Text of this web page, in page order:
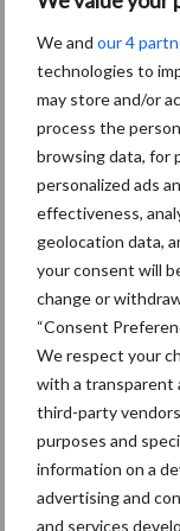
We and our 4
technologies to
may store and/or
process the
browsing data, for
personalized ads
effectiveness,
geolocation data,
your consent will
change or
“Consent
We respect your
with a transparent
third-party
purposes and
information on a
advertising and
and services